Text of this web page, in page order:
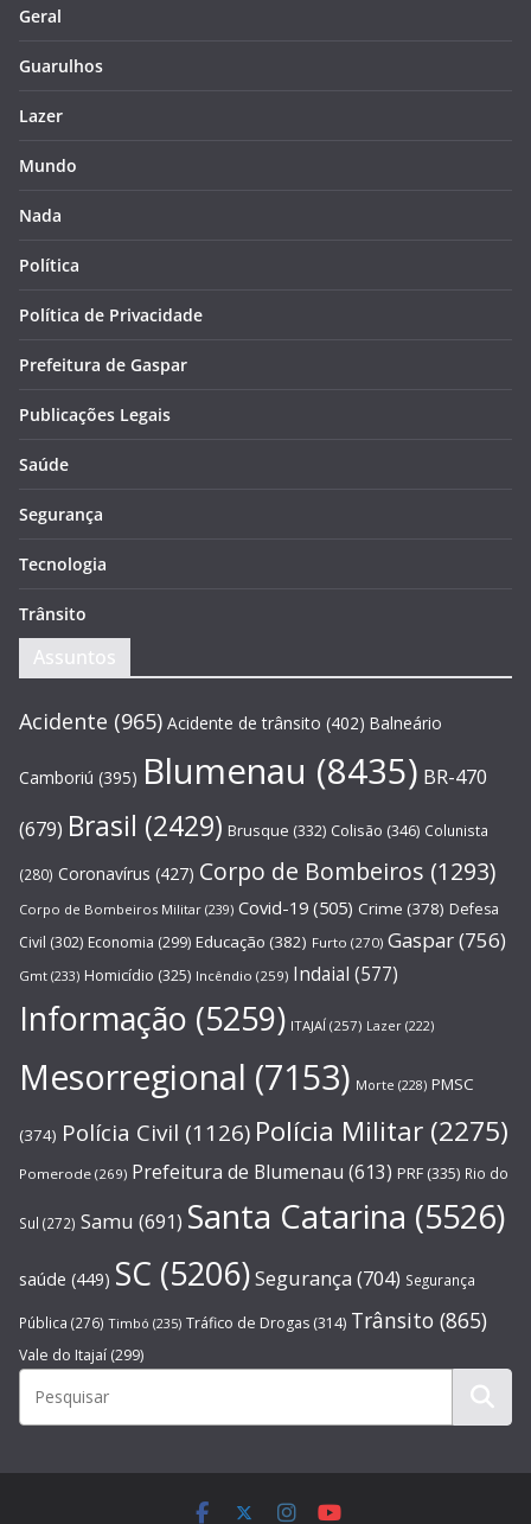
Geral
Guarulhos
Lazer
Mundo
Nada
Política
Política de Privacidade
Prefeitura de Gaspar
Publicações Legais
Saúde
Segurança
Tecnologia
Trânsito
Assuntos
Acidente (965) Acidente de trânsito (402) Balneário
Camboriú (395) Blumenau (8435) BR-470
(679) Brasil (2429) Brusque (332) Colisão (346) Colunista
(280) Coronavírus (427) Corpo de Bombeiros (1293)
Corpo de Bombeiros Militar (239) Covid-19 (505) Crime (378) Defesa
Civil (302) Economia (299) Educação (382) Furto (270) Gaspar(756)
Gmt (233) Homicídio (325) Incêndio (259) Indaial (577)
Informação (5259) ITAJAÍ (257) Lazer (222)
Mesorregional (7153) Morte (228) PMSC
(374) Polícia Civil (1126) Polícia Militar (2275)
Pomerode (269) Prefeitura de Blumenau (613) PRF (335) Rio do
Sul (272) Samu (691) Santa Catarina (5526)
saúde (449) SC (5206)Segurança (704) Segurança
Pública (276) Timbó (235) Tráfico de Drogas (314) Trânsito (865)
Vale do Itajaí (299)